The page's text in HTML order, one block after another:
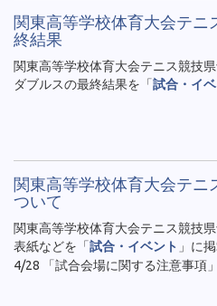
関東高等学校体育大会テニ
終結果
関東高等学校体育大会テニス競技
ダブルスの最終結果を「試合・イ
関東高等学校体育大会テニ
ついて
関東高等学校体育大会テニス競技
表紙などを「試合・イベント 」に
4/28 「試合会場に関する注意事項